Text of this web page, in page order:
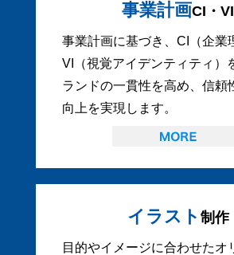
事業計画CI・VI
事業計画に基づき、CI（企業
VI（視覚アイデンティティ）
ランドの一貫性を高め、信頼
向上を実現します。
イラスト 制作
目的やイメージに合わせたオ